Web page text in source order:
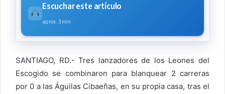
Escuchar este artículo
aprox. 3 min
SANTIAGO, RD.- Tres lanzadores de los Leones del
Escogido se combinaron para blanquear 2 carreras
por 0 a las Águilas Cibaeñas, en su propia casa, tras el